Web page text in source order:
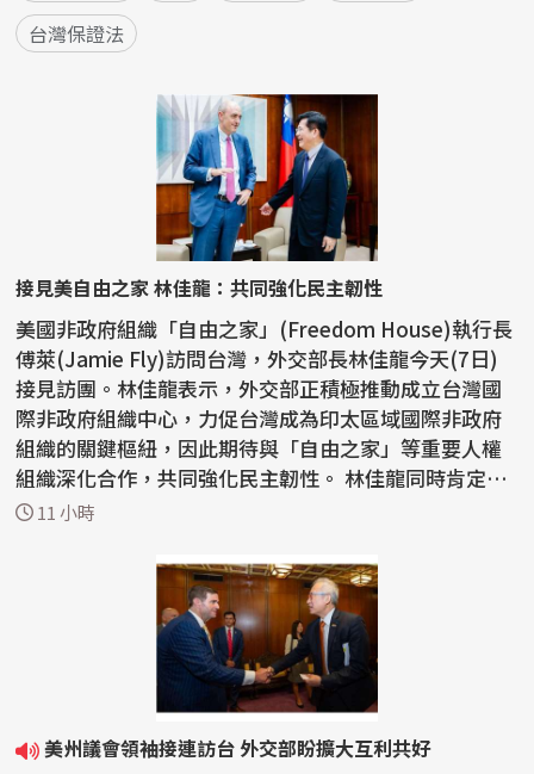
台灣保證法
接見美自由之家 林佳龍：共同強化民主韌性
美國非政府組織「自由之家」(Freedom House)執行長
傅萊(Jamie Fly)訪問台灣，外交部長林佳龍今天(7日)
接見訪團。林佳龍表示，外交部正積極推動成立台灣國
際非政府組織中心，力促台灣成為印太區域國際非政府
組織的關鍵樞紐，因此期待與「自由之家」等重要人權
組織深化合作，共同強化民主韌性。 林佳龍同時肯定
「自由之...
11 小時
美州議會領袖接連訪台 外交部盼擴大互利共好